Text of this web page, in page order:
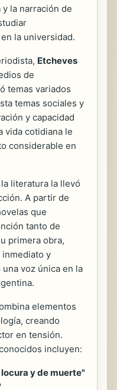
la narración de
la universidad.
Etcheves
de
temas variados
temas sociales y
y capacidad
vida cotidiana le
considerable en
literatura la llevó
A partir de
que
tanto de
primera obra,
y
voz única en la
elementos
creando
en tensión.
incluyen:
y de muerte"